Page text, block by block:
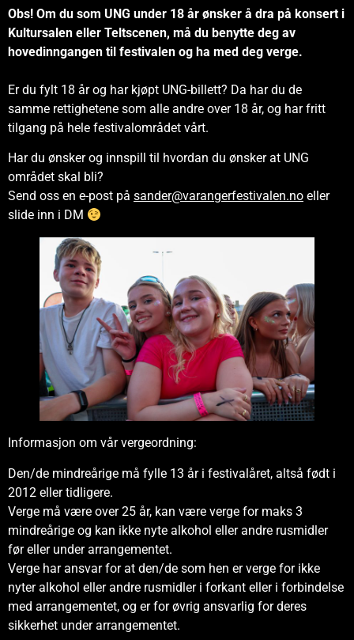
Obs! Om du som UNG under 18 år ønsker å dra på konsert i
Kultursalen eller Teltscenen, må du benytte deg av
hovedinngangen til festivalen og ha med deg verge.
Er du fylt 18 år og har kjøpt UNG-billett? Da har du de
samme rettighetene som alle andre over 18 år, og har fritt
tilgang på hele festivalområdet vårt.
Har du ønsker og innspill til hvordan du ønsker at UNG
området skal bli?
Send oss en e-post på sander@varangerfestivalen.no eller
slide inn i DM
Informasjon om vår vergeordning:
Den/de mindreårige må fylle 13 år i festivalåret, altså født i
2012 eller tidligere.
Verge må være over 25 år, kan være verge for maks 3
mindreårige og kan ikke nyte alkohol eller andre rusmidler
før eller under arrangementet.
Verge har ansvar for at den/de som hen er verge for ikke
nyter alkohol eller andre rusmidler i forkant eller i forbindelse
med arrangementet, og er for øvrig ansvarlig for deres
sikkerhet under arrangementet.